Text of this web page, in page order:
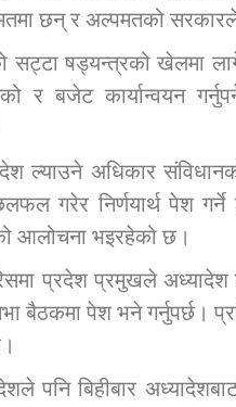
छन् र अल्पमतको
सट्टा षड्यन्त्रको खेलमा
र बजेट कार्यान्वयन
ल्याउने अधिकार
गरेर निर्णयार्थ पेश
आलोचना भइरहेको छ।
प्रदेश प्रमुखले अध्यादेश
बैठकमा पेश भने गर्नुपर्छ।
पनि बिहीबार